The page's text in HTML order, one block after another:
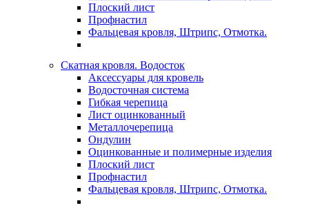
Плоский лист
Профнастил
Фальцевая кровля, Штрипс, Отмотка.
Скатная кровля. Водосток
Аксессуары для кровель
Водосточная система
Гибкая черепица
Лист оцинкованный
Металлочерепица
Ондулин
Оцинкованные и полимерные изделия
Плоский лист
Профнастил
Фальцевая кровля, Штрипс, Отмотка.